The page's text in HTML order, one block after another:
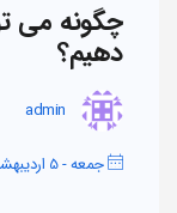
چگونه می
دهیم؟
admin
جمعه - 5 اردیبهشت 1399